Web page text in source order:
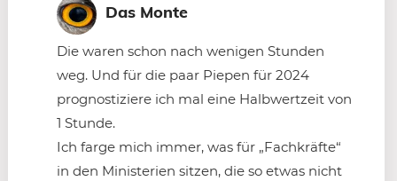
Das Monte
Die waren schon nach wenigen Stunden
weg. Und für die paar Piepen für 2024
prognostiziere ich mal eine Halbwertzeit von
1 Stunde.
Ich farge mich immer, was für „Fachkräfte“
in den Ministerien sitzen, die so etwas nicht